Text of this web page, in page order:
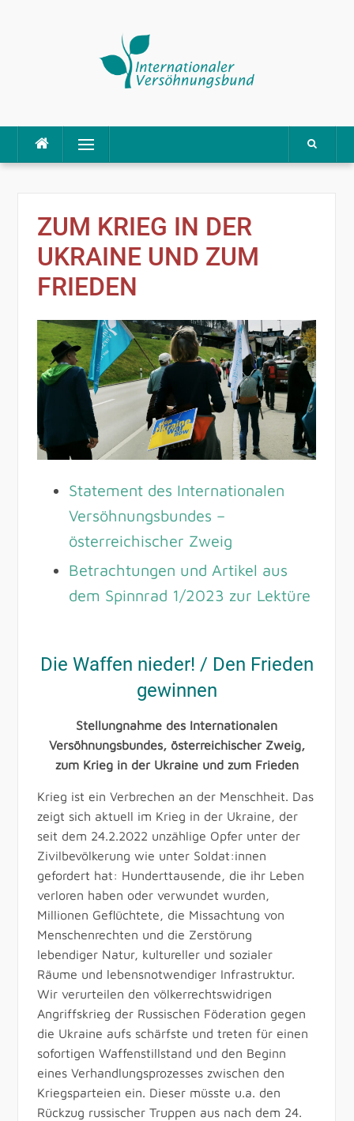
Inhalt
Menü
ZUM KRIEG IN DER
UKRAINE UND ZUM
FRIEDEN
Statement des Internationalen
Versöhnungsbundes –
österreichischer Zweig
Betrachtungen und Artikel aus
dem Spinnrad 1/2023 zur Lektüre
Die Waffen nieder! / Den Frieden
gewinnen
Stellungnahme des Internationalen
Versöhnungsbundes, österreichischer Zweig,
zum Krieg in der Ukraine und zum Frieden
Krieg ist ein Verbrechen an der Menschheit. Das
zeigt sich aktuell im Krieg in der Ukraine, der
seit dem 24.2.2022 unzählige Opfer unter der
Zivilbevölkerung wie unter Soldat:innen
gefordert hat: Hunderttausende, die ihr Leben
verloren haben oder verwundet wurden,
Millionen Geflüchtete, die Missachtung von
Menschenrechten und die Zerstörung
lebendiger Natur, kultureller und sozialer
Räume und lebensnotwendiger Infrastruktur.
Wir verurteilen den völkerrechtswidrigen
Angriffskrieg der Russischen Föderation gegen
die Ukraine aufs schärfste und treten für einen
sofortigen Waffenstillstand und den Beginn
eines Verhandlungsprozesses zwischen den
Kriegsparteien ein. Dieser müsste u.a. den
Rückzug russischer Truppen aus nach dem 24.